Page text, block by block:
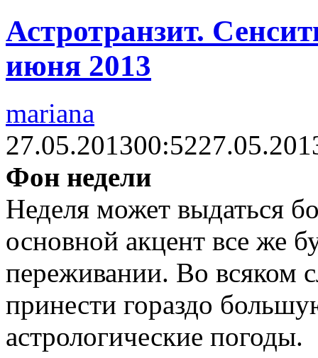
Астротранзит.
июня 2013
mariana
27.05.201300:52
Фон недели
Неделя может выдаться
основной акцент все же
переживании. Во всяком
принести гораздо
астрологические погоды.